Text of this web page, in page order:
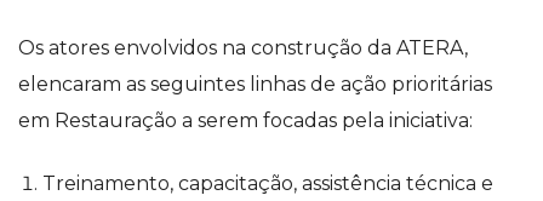
Os atores envolvidos na construção da ATERA,
elencaram as seguintes linhas de ação prioritárias
em Restauração a serem focadas pela iniciativa:
Treinamento, capacitação, assistência técnica e